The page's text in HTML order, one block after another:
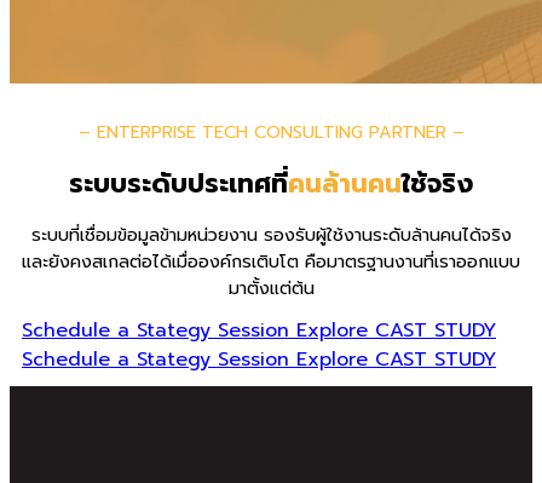
– ENTERPRISE TECH CONSULTING PARTNER –
ระบบระดับประเทศที่คนล้านคนใช้จริง
ระบบที่เชื่อมข้อมูลข้ามหน่วยงาน รองรับผู้ใช้งานระดับล้านคนได้จริง
และยังคงสเกลต่อได้เมื่อองค์กรเติบโต คือมาตรฐานงานที่เราออกแบบ
มาตั้งแต่ต้น
Schedule a Stategy Session Explore CAST STUDY
Schedule a Stategy Session Explore CAST STUDY